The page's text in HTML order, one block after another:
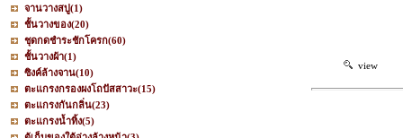
จานวางสบู่(1)
ชั้นวางของ(20)
ชุดกดชำระชักโครก(60)
ชั้นวางผ้า(1)
ซิงค์ล้างจาน(10)
ตะแกรงกรองผงโถปัสสาวะ(15)
ตะแกรงกันกลิ่น(23)
ตะแกรงน้ำทิ้ง(5)
view